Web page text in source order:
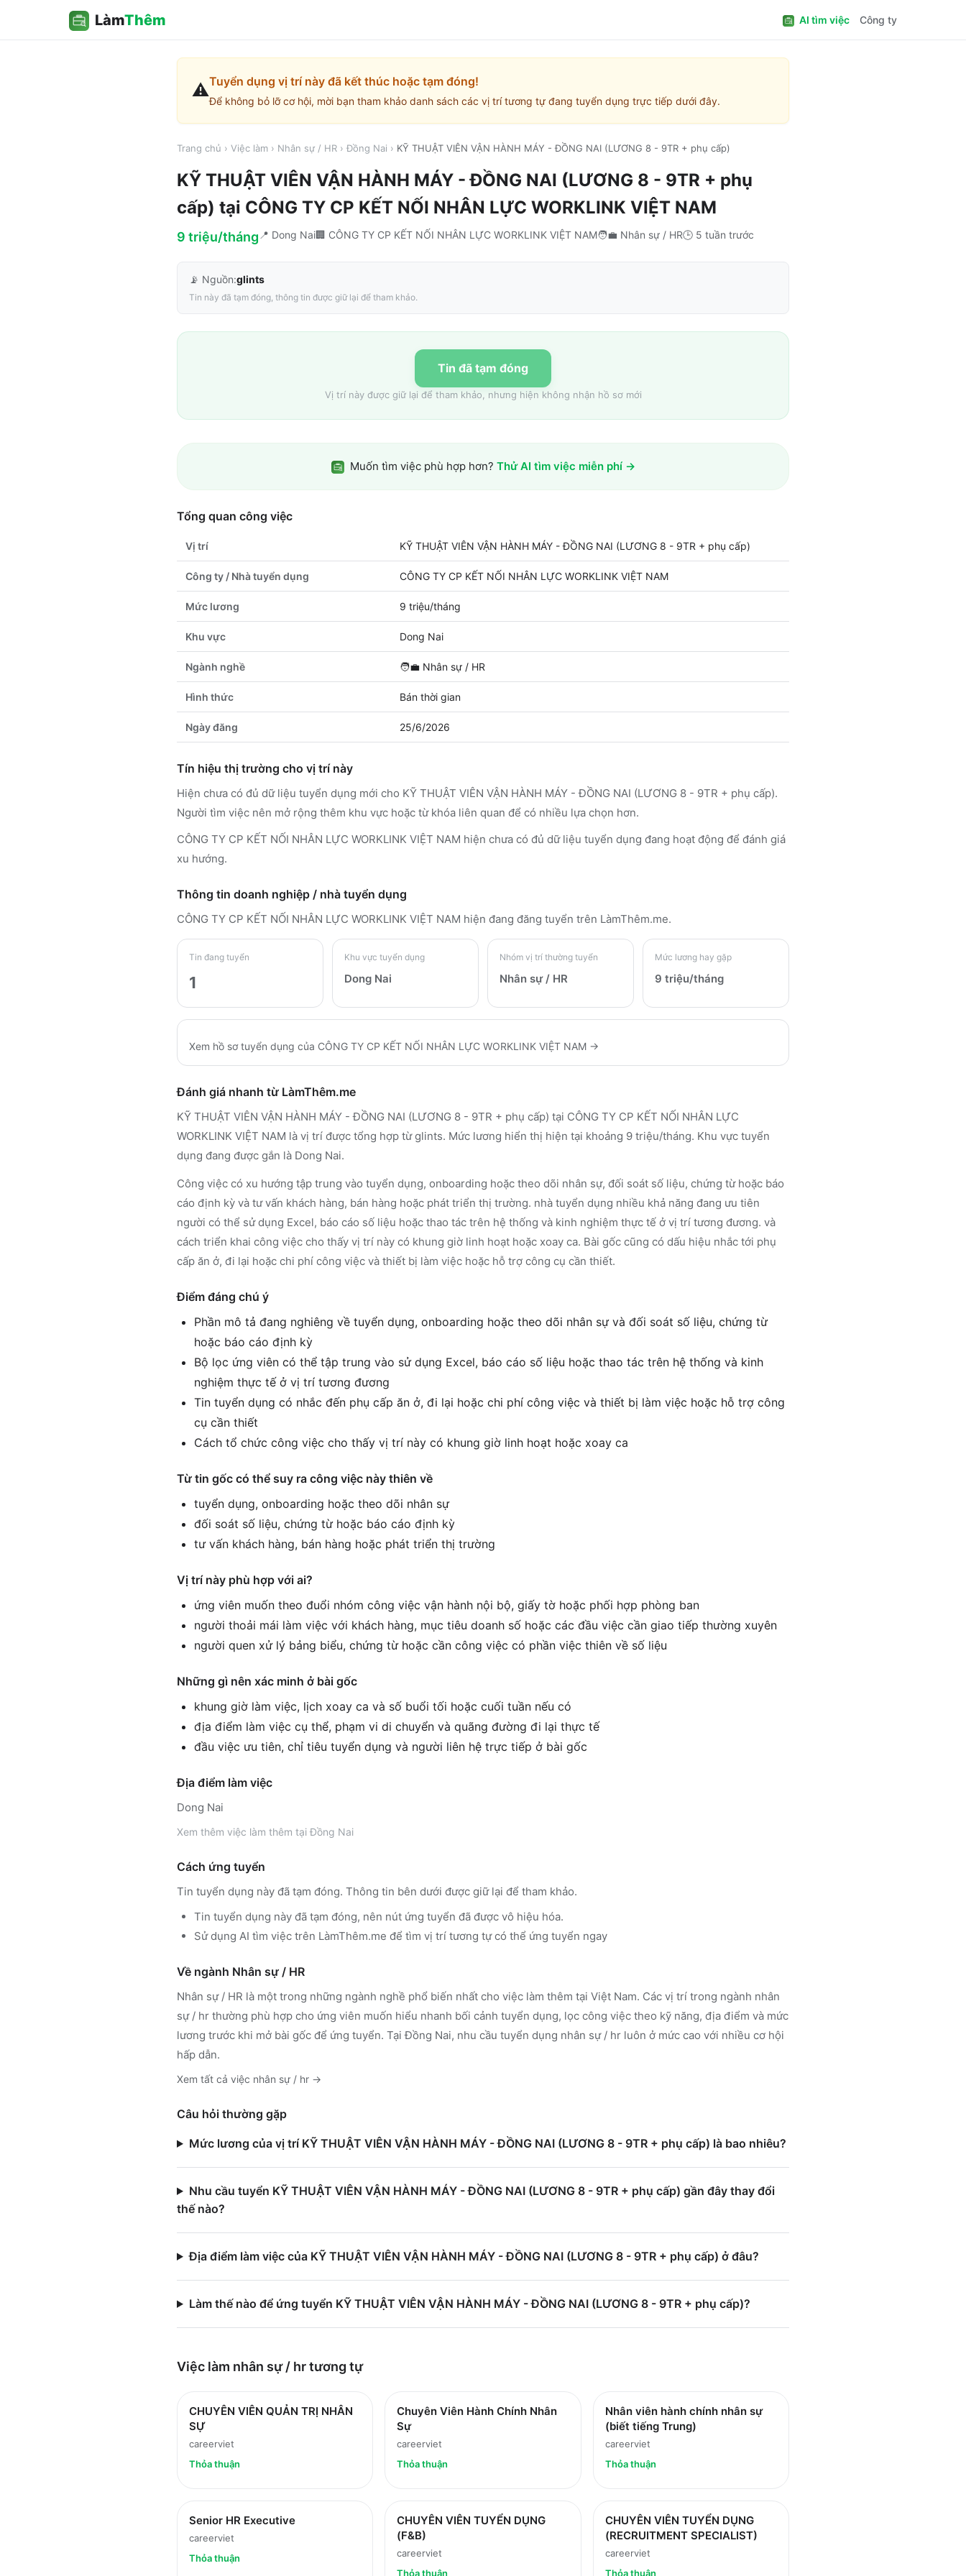
LàmThêm AI tìm việc Công ty
⚠️Tuyển dụng vị trí này đã kết thúc hoặc tạm đóng!
Để không bỏ lỡ cơ hội, mời bạn tham khảo danh sách các vị trí tương tự đang tuyển dụng trực tiếp dưới đây.
Trang chủ › Việc làm › Nhân sự / HR › Đồng Nai › KỸ THUẬT VIÊN VẬN HÀNH MÁY - ĐỒNG NAI (LƯƠNG 8 - 9TR + phụ cấp)
KỸ THUẬT VIÊN VẬN HÀNH MÁY - ĐỒNG NAI (LƯƠNG 8 - 9TR + phụ
cấp) tại CÔNG TY CP KẾT NỐI NHÂN LỰC WORKLINK VIỆT NAM
9 triệu/tháng 📍 Dong Nai🏢 CÔNG TY CP KẾT NỐI NHÂN LỰC WORKLINK VIỆT NAM🧑‍💼 Nhân sự / HR🕒 5 tuần trước
📡 Nguồn:glints
Tin này đã tạm đóng, thông tin được giữ lại để tham khảo.
Tin đã tạm đóng
Vị trí này được giữ lại để tham khảo, nhưng hiện không nhận hồ sơ mới
Muốn tìm việc phù hợp hơn? Thử AI tìm việc miễn phí →
Tổng quan công việc
Vị trí KỸ THUẬT VIÊN VẬN HÀNH MÁY - ĐỒNG NAI (LƯƠNG 8 - 9TR + phụ cấp)
Công ty / Nhà tuyển dụng CÔNG TY CP KẾT NỐI NHÂN LỰC WORKLINK VIỆT NAM
Mức lương 9 triệu/tháng
Khu vực Dong Nai
Ngành nghề 🧑‍💼 Nhân sự / HR
Hình thức Bán thời gian
Ngày đăng 25/6/2026
Tín hiệu thị trường cho vị trí này
Hiện chưa có đủ dữ liệu tuyển dụng mới cho KỸ THUẬT VIÊN VẬN HÀNH MÁY - ĐỒNG NAI (LƯƠNG 8 - 9TR + phụ cấp).
Người tìm việc nên mở rộng thêm khu vực hoặc từ khóa liên quan để có nhiều lựa chọn hơn.
CÔNG TY CP KẾT NỐI NHÂN LỰC WORKLINK VIỆT NAM hiện chưa có đủ dữ liệu tuyển dụng đang hoạt động để đánh giá
xu hướng.
Thông tin doanh nghiệp / nhà tuyển dụng
CÔNG TY CP KẾT NỐI NHÂN LỰC WORKLINK VIỆT NAM hiện đang đăng tuyển trên LàmThêm.me.
Tin đang tuyển
1
Khu vực tuyển dụng
Dong Nai
Nhóm vị trí thường tuyển
Nhân sự / HR
Mức lương hay gặp
9 triệu/tháng
Xem hồ sơ tuyển dụng của CÔNG TY CP KẾT NỐI NHÂN LỰC WORKLINK VIỆT NAM →
Đánh giá nhanh từ LàmThêm.me
KỸ THUẬT VIÊN VẬN HÀNH MÁY - ĐỒNG NAI (LƯƠNG 8 - 9TR + phụ cấp) tại CÔNG TY CP KẾT NỐI NHÂN LỰC
WORKLINK VIỆT NAM là vị trí được tổng hợp từ glints. Mức lương hiển thị hiện tại khoảng 9 triệu/tháng. Khu vực tuyển
dụng đang được gắn là Dong Nai.
Công việc có xu hướng tập trung vào tuyển dụng, onboarding hoặc theo dõi nhân sự, đối soát số liệu, chứng từ hoặc báo
cáo định kỳ và tư vấn khách hàng, bán hàng hoặc phát triển thị trường. nhà tuyển dụng nhiều khả năng đang ưu tiên
người có thể sử dụng Excel, báo cáo số liệu hoặc thao tác trên hệ thống và kinh nghiệm thực tế ở vị trí tương đương. và
cách triển khai công việc cho thấy vị trí này có khung giờ linh hoạt hoặc xoay ca. Bài gốc cũng có dấu hiệu nhắc tới phụ
cấp ăn ở, đi lại hoặc chi phí công việc và thiết bị làm việc hoặc hỗ trợ công cụ cần thiết.
Điểm đáng chú ý
Phần mô tả đang nghiêng về tuyển dụng, onboarding hoặc theo dõi nhân sự và đối soát số liệu, chứng từ
hoặc báo cáo định kỳ
Bộ lọc ứng viên có thể tập trung vào sử dụng Excel, báo cáo số liệu hoặc thao tác trên hệ thống và kinh
nghiệm thực tế ở vị trí tương đương
Tin tuyển dụng có nhắc đến phụ cấp ăn ở, đi lại hoặc chi phí công việc và thiết bị làm việc hoặc hỗ trợ công
cụ cần thiết
Cách tổ chức công việc cho thấy vị trí này có khung giờ linh hoạt hoặc xoay ca
Từ tin gốc có thể suy ra công việc này thiên về
tuyển dụng, onboarding hoặc theo dõi nhân sự
đối soát số liệu, chứng từ hoặc báo cáo định kỳ
tư vấn khách hàng, bán hàng hoặc phát triển thị trường
Vị trí này phù hợp với ai?
ứng viên muốn theo đuổi nhóm công việc vận hành nội bộ, giấy tờ hoặc phối hợp phòng ban
người thoải mái làm việc với khách hàng, mục tiêu doanh số hoặc các đầu việc cần giao tiếp thường xuyên
người quen xử lý bảng biểu, chứng từ hoặc cần công việc có phần việc thiên về số liệu
Những gì nên xác minh ở bài gốc
khung giờ làm việc, lịch xoay ca và số buổi tối hoặc cuối tuần nếu có
địa điểm làm việc cụ thể, phạm vi di chuyển và quãng đường đi lại thực tế
đầu việc ưu tiên, chỉ tiêu tuyển dụng và người liên hệ trực tiếp ở bài gốc
Địa điểm làm việc
Dong Nai
Xem thêm việc làm thêm tạiĐồng Nai
Cách ứng tuyển
Tin tuyển dụng này đã tạm đóng. Thông tin bên dưới được giữ lại để tham khảo.
Tin tuyển dụng này đã tạm đóng, nên nút ứng tuyển đã được vô hiệu hóa.
Sử dụng AI tìm việc trên LàmThêm.me để tìm vị trí tương tự có thể ứng tuyển ngay
Về ngành Nhân sự / HR
Nhân sự / HR là một trong những ngành nghề phổ biến nhất cho việc làm thêm tại Việt Nam. Các vị trí trong ngành nhân
sự / hr thường phù hợp cho ứng viên muốn hiểu nhanh bối cảnh tuyển dụng, lọc công việc theo kỹ năng, địa điểm và mức
lương trước khi mở bài gốc để ứng tuyển. Tại Đồng Nai, nhu cầu tuyển dụng nhân sự / hr luôn ở mức cao với nhiều cơ hội
hấp dẫn.
Xem tất cả việc nhân sự / hr →
Câu hỏi thường gặp
Mức lương của vị trí KỸ THUẬT VIÊN VẬN HÀNH MÁY - ĐỒNG NAI (LƯƠNG 8 - 9TR + phụ cấp) là bao nhiêu?
Nhu cầu tuyển KỸ THUẬT VIÊN VẬN HÀNH MÁY - ĐỒNG NAI (LƯƠNG 8 - 9TR + phụ cấp) gần đây thay đổi
thế nào?
Địa điểm làm việc của KỸ THUẬT VIÊN VẬN HÀNH MÁY - ĐỒNG NAI (LƯƠNG 8 - 9TR + phụ cấp) ở đâu?
Làm thế nào để ứng tuyển KỸ THUẬT VIÊN VẬN HÀNH MÁY - ĐỒNG NAI (LƯƠNG 8 - 9TR + phụ cấp)?
Việc làm nhân sự / hrtương tự
CHUYÊN VIÊN QUẢN TRỊ NHÂN
SỰ
careerviet
Thỏa thuận
Chuyên Viên Hành Chính Nhân
Sự
careerviet
Thỏa thuận
Nhân viên hành chính nhân sự
(biết tiếng Trung)
careerviet
Thỏa thuận
Senior HR Executive
careerviet
Thỏa thuận
CHUYÊN VIÊN TUYỂN DỤNG
(F&B)
careerviet
Thỏa thuận
CHUYÊN VIÊN TUYỂN DỤNG
(RECRUITMENT SPECIALIST)
careerviet
Thỏa thuận